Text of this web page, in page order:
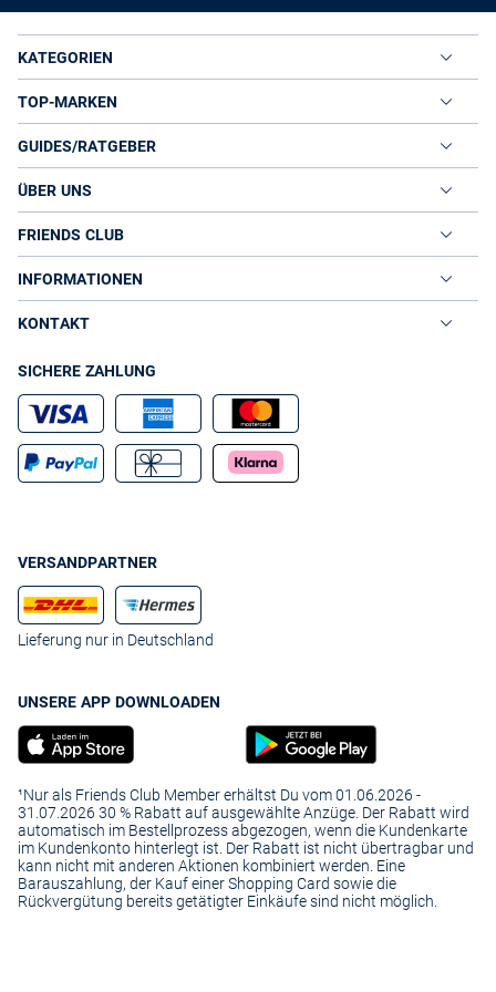
KATEGORIEN
TOP-MARKEN
GUIDES/RATGEBER
ÜBER UNS
FRIENDS CLUB
INFORMATIONEN
KONTAKT
SICHERE ZAHLUNG
VERSANDPARTNER
Lieferung nur in Deutschland
UNSERE APP DOWNLOADEN
¹Nur als Friends Club Member erhältst Du vom 01.06.2026 -
31.07.2026 30 % Rabatt auf ausgewählte Anzüge. Der Rabatt wird
automatisch im Bestellprozess abgezogen, wenn die Kundenkarte
im Kundenkonto hinterlegt ist. Der Rabatt ist nicht übertragbar und
kann nicht mit anderen Aktionen kombiniert werden. Eine
Barauszahlung, der Kauf einer Shopping Card sowie die
Rückvergütung bereits getätigter Einkäufe sind nicht möglich.